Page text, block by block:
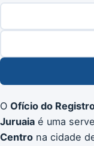
O Ofício do
Juruaia é uma
Centro na cidade